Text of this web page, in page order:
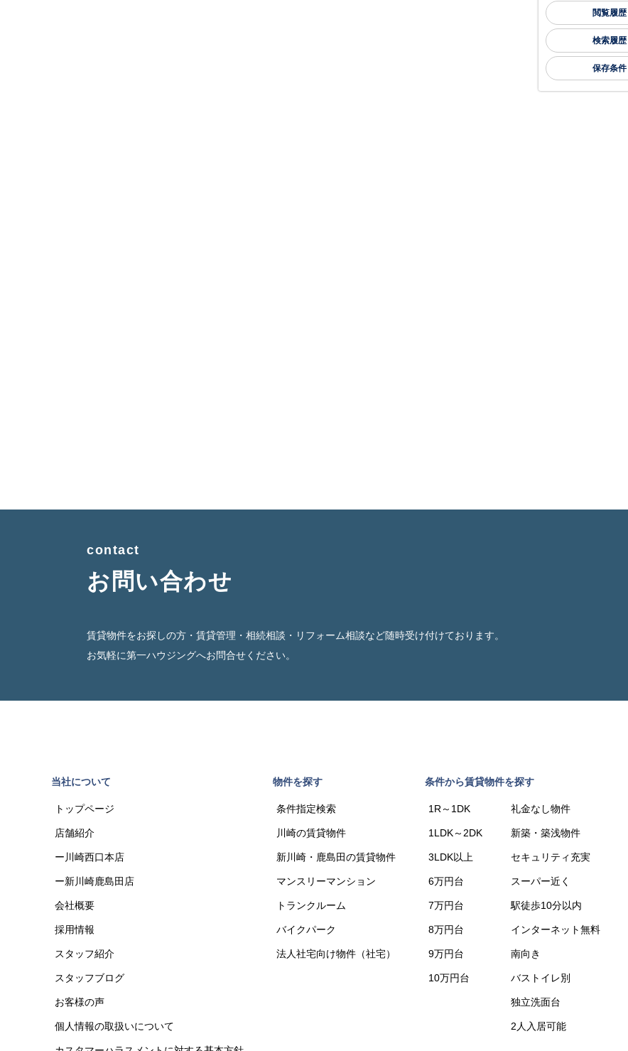
閲覧履歴
検索履歴
保存条件
contact
お問い合わせ
賃貸物件をお探しの方・賃貸管理・相続相談・リフォーム相談など随時受け付けております。
お気軽に第一ハウジングへお問合せください。
当社について
トップページ
店舗紹介
ー川崎西口本店
ー新川崎鹿島田店
会社概要
採用情報
スタッフ紹介
スタッフブログ
お客様の声
個人情報の取扱いについて
物件を探す
条件指定検索
川崎の賃貸物件
新川崎・鹿島田の賃貸物件
マンスリーマンション
トランクルーム
バイクパーク
法人社宅向け物件（社宅）
条件から賃貸物件を探す
1R～1DK
1LDK～2DK
3LDK以上
6万円台
7万円台
8万円台
9万円台
10万円台
礼金なし物件
新築・築浅物件
セキュリティ充実
スーパー近く
駅徒歩10分以内
インターネット無料
南向き
バストイレ別
独立洗面台
2人入居可能